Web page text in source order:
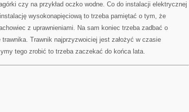
czy na przykład oczko wodne. Co do instalacji elektrycznej
wysokonapięciową to trzeba pamiętać o tym, że
z uprawnieniami. Na sam koniec trzeba zadbać o
trawnika. Trawnik najprzyzwoiciej jest założyć w czasie
tego zrobić to trzeba zaczekać do końca lata.